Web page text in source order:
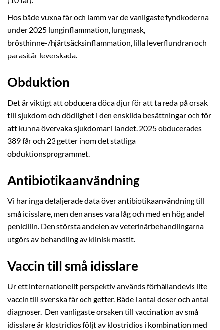
Hos både vuxna får och lamm var de vanligaste fyndkoderna
under 2025 lunginflammation, lungmask,
brösthinne-/hjärtsäcksinflammation, lilla leverflundran och
parasitär leverskada.
Obduktion
Det är viktigt att obducera döda djur för att ta reda på orsak
till sjukdom och dödlighet i den enskilda besättningar och för
att kunna övervaka sjukdomar i landet. 2025 obducerades
389 får och 23 getter inom det statliga
obduktionsprogrammet.
Antibiotikaanvändning
Vi har inga detaljerade data över antibiotikaanvändning till
små idisslare, men den anses vara låg och med en hög andel
penicillin. Den största andelen av veterinärbehandlingarna
utgörs av behandling av klinisk mastit.
Vaccin till små idisslare
Ur ett internationellt perspektiv används förhållandevis lite
vaccin till svenska får och getter. Både i antal doser och antal
diagnoser. Den vanligaste orsaken till vaccination av små
idisslare är klostridios följt av klostridios i kombination med